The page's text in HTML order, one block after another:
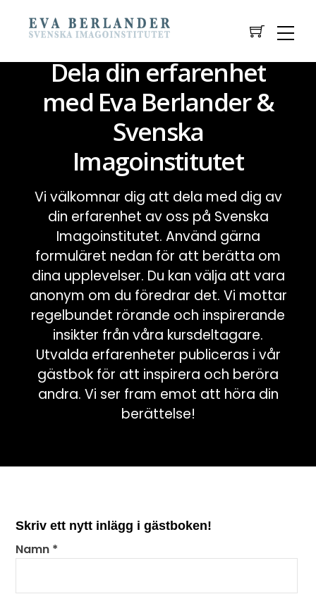
Dela din erfarenhet
med Eva Berlander &
Svenska
Imagoinstitutet
Vi välkomnar dig att dela med dig av
din erfarenhet av oss på Svenska
Imagoinstitutet. Använd gärna
formuläret nedan för att berätta om
dina upplevelser. Du kan välja att vara
anonym om du föredrar det. Vi mottar
regelbundet rörande och inspirerande
insikter från våra kursdeltagare.
Utvalda erfarenheter publiceras i vår
gästbok för att inspirera och beröra
andra. Vi ser fram emot att höra din
berättelse!
Skriv ett nytt inlägg i gästboken!
Namn *